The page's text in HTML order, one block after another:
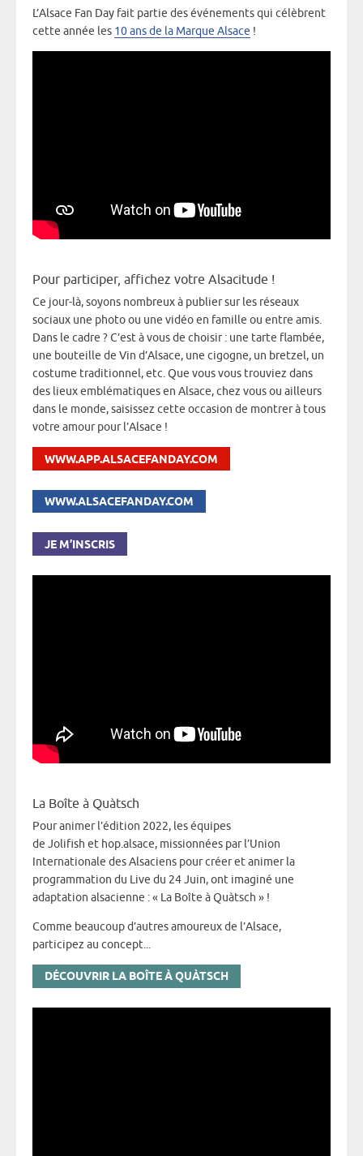
L’Alsace Fan Day fait partie des événements qui célèbrent
cette année les 10 ans de la Marque Alsace !
Pour participer, affichez votre Alsacitude !
Ce jour-là, soyons nombreux à publier sur les réseaux
sociaux une photo ou une vidéo en famille ou entre amis.
Dans le cadre ? C’est à vous de choisir : une tarte flambée,
une bouteille de Vin d’Alsace, une cigogne, un bretzel, un
costume traditionnel, etc. Que vous vous trouviez dans
des lieux emblématiques en Alsace, chez vous ou ailleurs
dans le monde, saisissez cette occasion de montrer à tous
votre amour pour l’Alsace !
WWW.APP.ALSACEFANDAY.COM
WWW.ALSACEFANDAY.COM
JE M’INSCRIS
La Boîte à Quàtsch
Pour animer l’édition 2022, les équipes
de Jolifish et hop.alsace, missionnées par l’Union
Internationale des Alsaciens pour créer et animer la
programmation du Live du 24 Juin, ont imaginé une
adaptation alsacienne : « La Boîte à Quàtsch » !
Comme beaucoup d’autres amoureux de l’Alsace,
participez au concept...
DÉCOUVRIR LA BOÎTE À QUÀTSCH